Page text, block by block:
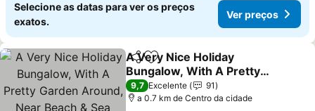
Selecione as datas para ver os preços
exatos.
Ver preços
PartilharAdicionar aos favoritos
A Very Nice Holiday
Bungalow, With A Pretty
Garden Around, Near
Beach & Sea
9,7 Excelente
91
a 0.7 km de Centro da cidade